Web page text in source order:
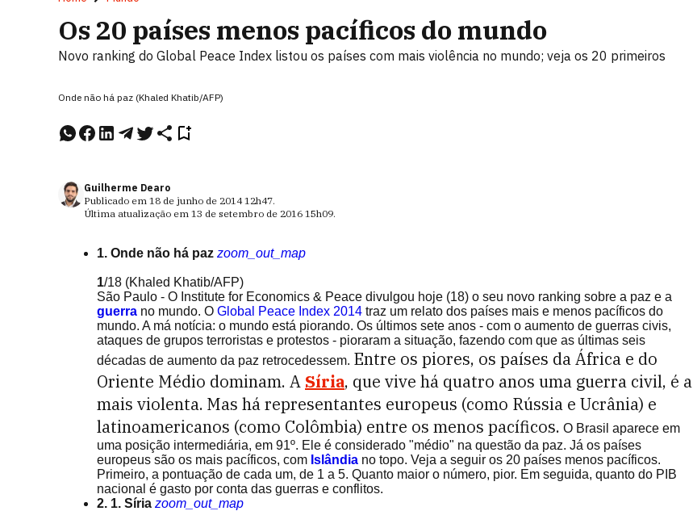
Os 20 países menos pacíficos do mundo
Novo ranking do Global Peace Index listou os países com mais violência no mundo; veja os 20 primeiros
Onde não há paz (Khaled Khatib/AFP)
Guilherme Dearo
Publicado em 18 de junho de 2014 12h47.
Última atualização em 13 de setembro de 2016 15h09.
1. Onde não há paz zoom_out_map
1/18 (Khaled Khatib/AFP)
São Paulo - O Institute for Economics & Peace divulgou hoje (18) o seu novo ranking sobre a paz e a
guerra no mundo. O Global Peace Index 2014 traz um relato dos países mais e menos pacíficos do
mundo. A má notícia: o mundo está piorando. Os últimos sete anos - com o aumento de guerras civis,
ataques de grupos terroristas e protestos - pioraram a situação, fazendo com que as últimas seis
décadas de aumento da paz retrocedessem. Entre os piores, os países da África e do
Oriente Médio dominam. A Síria, que vive há quatro anos uma guerra civil, é a
mais violenta. Mas há representantes europeus (como Rússia e Ucrânia) e
latinoamericanos (como Colômbia) entre os menos pacíficos. O Brasil aparece em
uma posição intermediária, em 91º. Ele é considerado "médio" na questão da paz. Já os países
europeus são os mais pacíficos, com Islândia no topo. Veja a seguir os 20 países menos pacíficos.
Primeiro, a pontuação de cada um, de 1 a 5. Quanto maior o número, pior. Em seguida, quanto do PIB
nacional é gasto por conta das guerras e conflitos.
2. 1. Síria zoom_out_map